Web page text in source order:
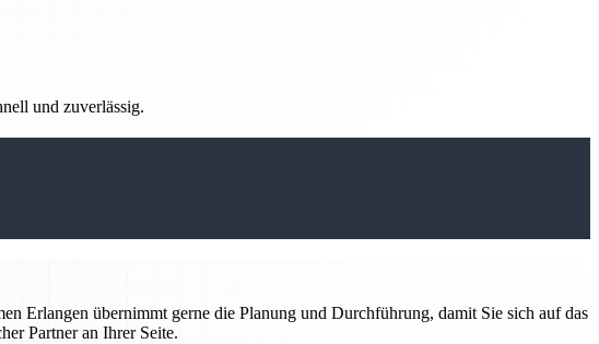
und zuverlässig.
Erlangen übernimmt gerne die Planung und Durchführung, damit Sie sich auf das
Partner an Ihrer Seite.